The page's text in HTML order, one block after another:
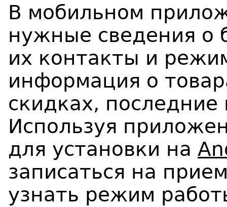
В мобильном
нужные сведения о
их контакты и
информация о
скидках,
Используя
для установки на
записаться на
узнать режим